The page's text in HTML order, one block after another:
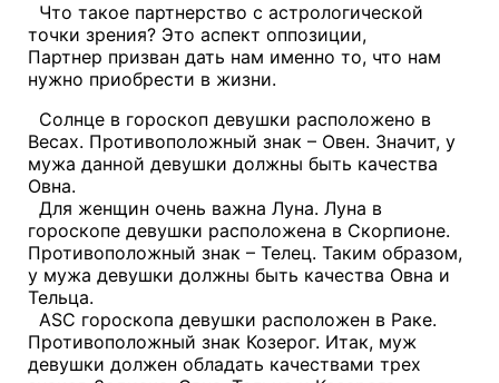
Что такое партнерство с астрологической
точки зрения? Это аспект оппозиции,
Партнер призван дать нам именно то, что нам
нужно приобрести в жизни.
Солнце в гороскоп девушки расположено в
Весах. Противоположный знак – Овен. Значит, у
мужа данной девушки должны быть качества
Овна.
Для женщин очень важна Луна. Луна в
гороскопе девушки расположена в Скорпионе.
Противоположный знак – Телец. Таким образом,
у мужа девушки должны быть качества Овна и
Тельца.
ASC гороскопа девушки расположен в Раке.
Противоположный знак Козерог. Итак, муж
девушки должен обладать качествами трех